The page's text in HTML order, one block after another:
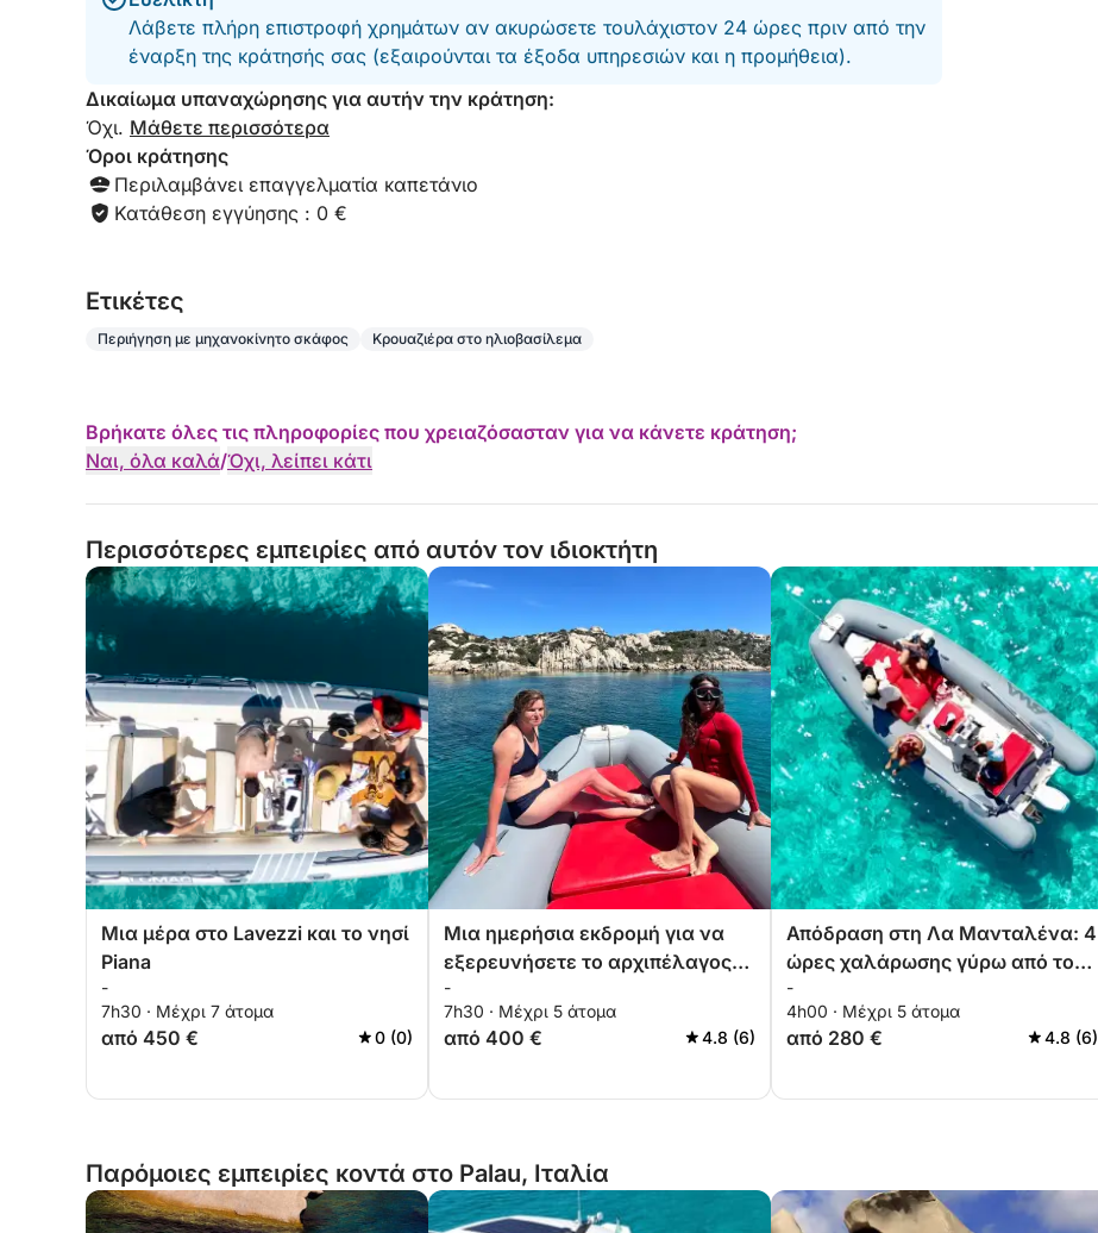
Λάβετε πλήρη επιστροφή χρημάτων αν ακυρώσετε τουλάχιστον 24 ώρες πριν από την
έναρξη της κράτησής σας (εξαιρούνται τα έξοδα υπηρεσιών και η προμήθεια).
Δικαίωμα υπαναχώρησης για αυτήν την κράτηση:
Όχι. Μάθετε περισσότερα
Όροι κράτησης
Περιλαμβάνει επαγγελματία καπετάνιο
Κατάθεση εγγύησης : 0 €
Eτικέτες
Περιήγηση με μηχανοκίνητο σκάφος Κρουαζιέρα στο ηλιοβασίλεμα
Βρήκατε όλες τις πληροφορίες που χρειαζόσασταν για να κάνετε κράτηση;
Ναι, όλα καλά/Όχι, λείπει κάτι
Περισσότερες εμπειρίες από αυτόν τον ιδιοκτήτη
Μια μέρα στο Lavezzi και το νησί
Piana
-
7h30 · Μέχρι 7 άτομα
από 450 € 0 (0)
Μια ημερήσια εκδρομή για να
εξερευνήσετε το αρχιπέλαγος
La Maddalena
-
7h30 · Μέχρι 5 άτομα
από 400 € 4.8 (6)
Απόδραση στη Λα Μανταλένα: 4
ώρες χαλάρωσης γύρω από το
αρχιπέλαγος
-
4h00 · Μέχρι 5 άτομα
από 280 € 4.8 (6)
Παρόμοιες εμπειρίες κοντά στο Palau, Ιταλία